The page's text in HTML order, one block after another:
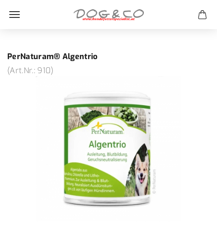
PerNaturam® Algentrio
(Art.Nr.: 910)